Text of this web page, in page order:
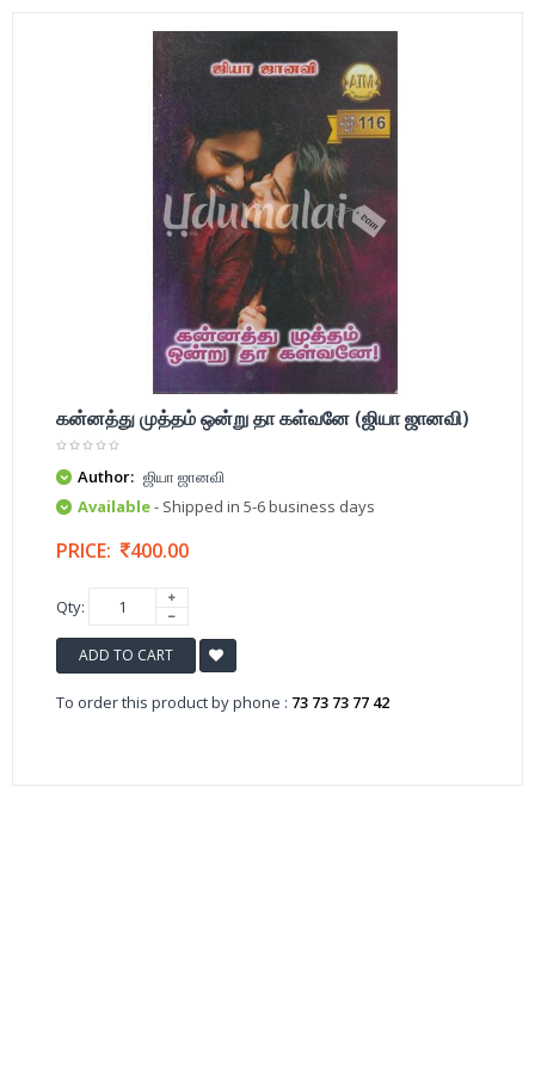
கன்னத்து முத்தம் ஒன்று தா கள்வனே (ஜியா ஜானவி)
Author: ஜியா ஜானவி
Available- Shipped in 5-6 business days
PRICE: 400.00
Qty:
ADD TO CART
To order this product by phone : 73 73 73 77 42